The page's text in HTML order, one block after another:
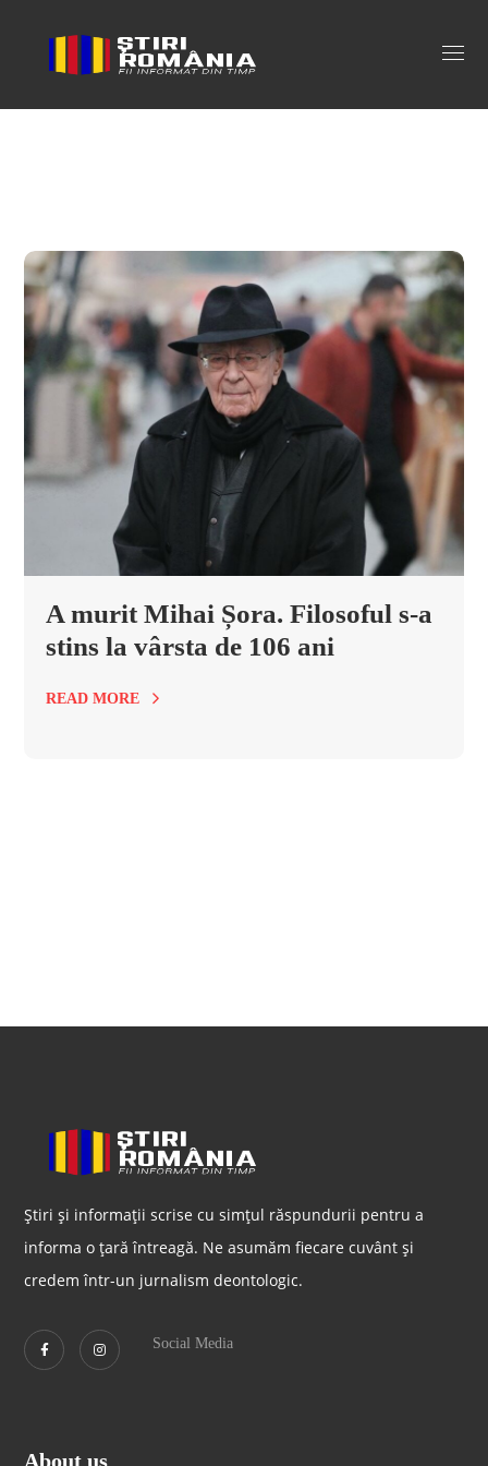
a murit mihai sora Tag
A murit Mihai Șora. Filosoful s-a
stins la vârsta de 106 ani
READ MORE
Știri și informații scrise cu simțul răspundurii pentru a
informa o țară întreagă. Ne asumăm fiecare cuvânt și
credem într-un jurnalism deontologic.
Social Media
About us